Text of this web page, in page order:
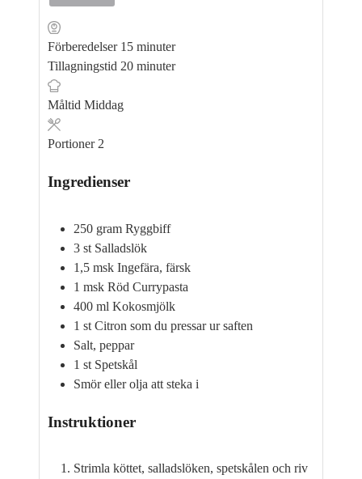
Förberedelser 15minuter
minuter
Tillagningstid 20minuter
minuter
Måltid Middag
Portioner 2
Ingredienser
250 gram Ryggbiff
3 st Salladslök
1,5 msk Ingefära, färsk
1 msk Röd Currypasta
400 ml Kokosmjölk
1 st Citron som du pressar ur saften
Salt, peppar
1 st Spetskål
Smör eller olja att steka i
Instruktioner
Strimla köttet, salladslöken, spetskålen och riv